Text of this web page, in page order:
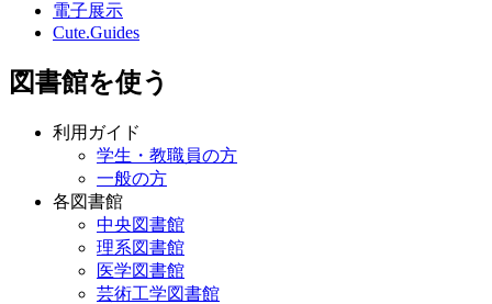
電子展示
Cute.Guides
図書館を使う
利用ガイド
学生・教職員の方
一般の方
各図書館
中央図書館
理系図書館
医学図書館
芸術工学図書館